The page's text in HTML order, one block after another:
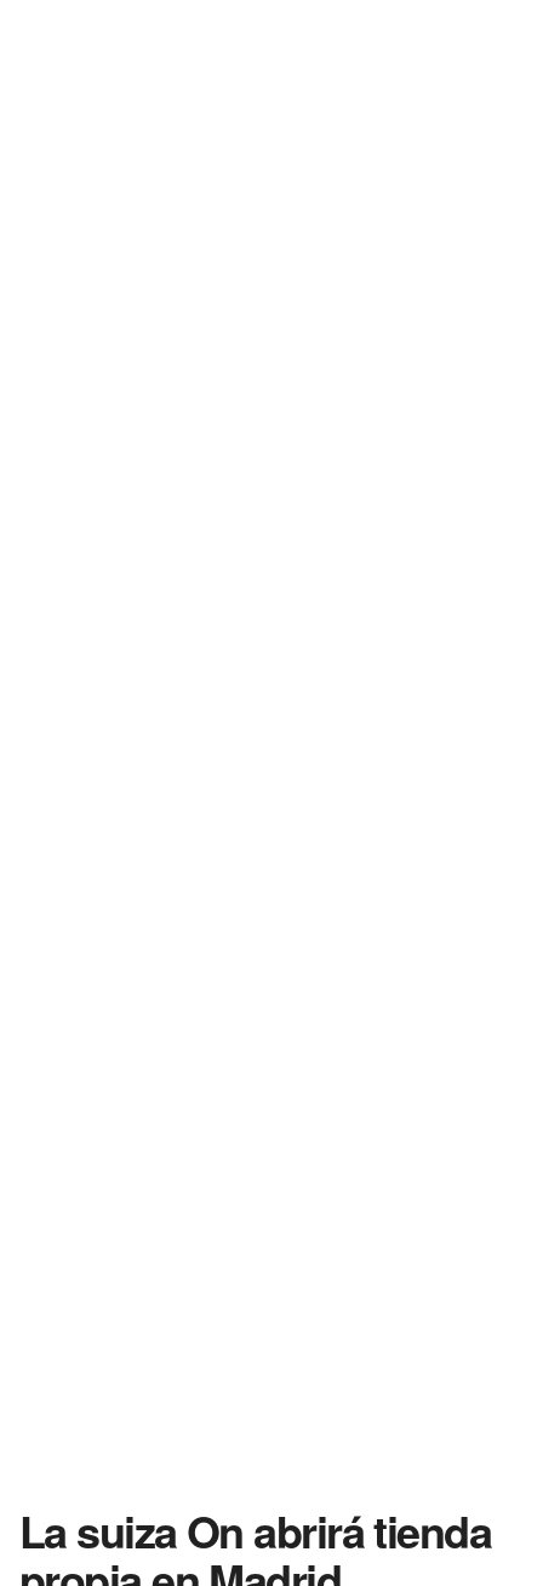
La suiza On abrirá tienda